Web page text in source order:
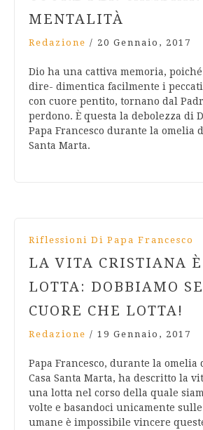
MENTALITÀ
Redazione / 20 Gennaio, 2017
Dio ha una cattiva memoria,
dire- dimentica facilmente i
con cuore pentito, tornano dal
perdono. È questa la debolezza di
Papa Francesco durante la omelia
Santa Marta.
Riflessioni Di Papa Francesco
LA VITA CRISTIANA
LOTTA: DOBBIAMO
CUORE CHE LOTTA!
Redazione / 19 Gennaio, 2017
Papa Francesco, durante la
Casa Santa Marta, ha descritto la
una lotta nel corso della quale
volte e basandoci unicamente
umane è impossibile vincere